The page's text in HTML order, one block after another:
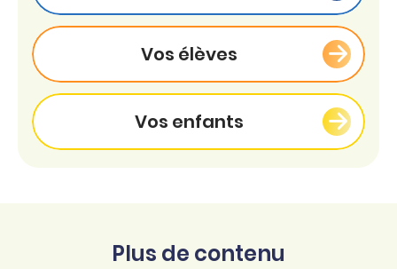
Vos élèves
Vos enfants
Plus de contenu